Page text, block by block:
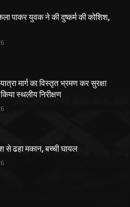
पाकर युवक ने की दुष्कर्म की कोशिश,
मार्ग का विस्तृत भ्रमण कर सुरक्षा
स्थलीय निरीक्षण
से ढहा मकान, बच्ची घायल